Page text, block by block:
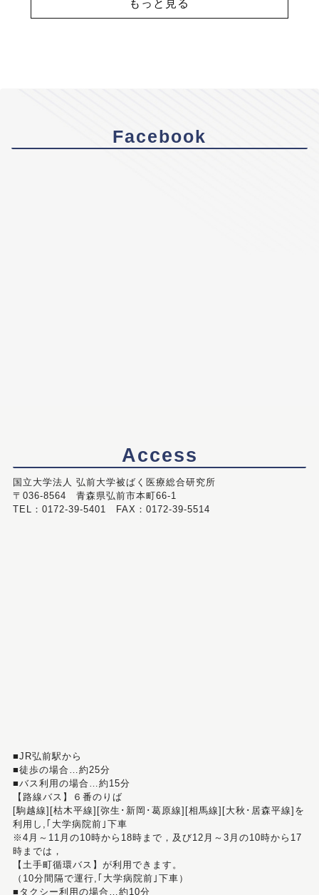
もっと見る
Facebook
Access
国立大学法人 弘前大学被ばく医療総合研究所
〒036-8564 青森県弘前市本町66-1
TEL：0172-39-5401 FAX：0172-39-5514
■JR弘前駅から
■徒歩の場合…約25分
■バス利用の場合…約15分
【路線バス】６番のりば
[駒越線][枯木平線][弥生･新岡･葛原線][相馬線][大秋･居森平線]を
利用し,｢大学病院前｣下車
※4月～11月の10時から18時まで，及び12月～3月の10時から17
時までは，
【土手町循環バス】が利用できます。
（10分間隔で運行,｢大学病院前｣下車）
■タクシー利用の場合…約10分